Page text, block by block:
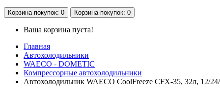
Корзина покупок: 0 Корзина покупок: 0
Ваша корзина пуста!
Главная
Автохолодильники
WAECO - DOMETIC
Компрессорные автохолодильники
Автохолодильник WAECO CoolFreeze CFX-35, 32л, 12/